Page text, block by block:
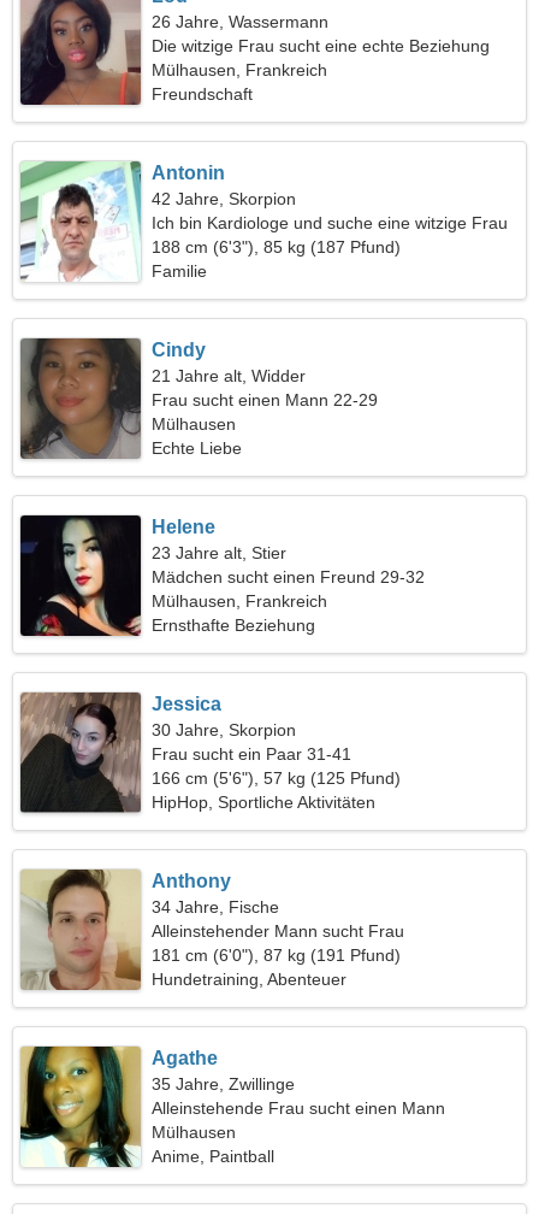
26 Jahre, Wassermann
Die witzige Frau sucht eine echte Beziehung
Mülhausen, Frankreich
Freundschaft
Antonin
42 Jahre, Skorpion
Ich bin Kardiologe und suche eine witzige Frau
188 cm (6'3"), 85 kg (187 Pfund)
Familie
Cindy
21 Jahre alt, Widder
Frau sucht einen Mann 22-29
Mülhausen
Echte Liebe
Helene
23 Jahre alt, Stier
Mädchen sucht einen Freund 29-32
Mülhausen, Frankreich
Ernsthafte Beziehung
Jessica
30 Jahre, Skorpion
Frau sucht ein Paar 31-41
166 cm (5'6"), 57 kg (125 Pfund)
HipHop, Sportliche Aktivitäten
Anthony
34 Jahre, Fische
Alleinstehender Mann sucht Frau
181 cm (6'0"), 87 kg (191 Pfund)
Hundetraining, Abenteuer
Agathe
35 Jahre, Zwillinge
Alleinstehende Frau sucht einen Mann
Mülhausen
Anime, Paintball